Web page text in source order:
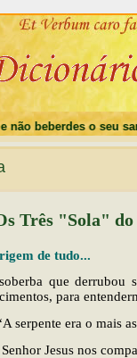
o seu
Três "Sola"
de tudo...
que derrubou
para
serpente era o mais
Jesus nos